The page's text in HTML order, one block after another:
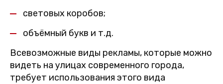
световых коробов;
объёмный букв и т.д.
Всевозможные виды рекламы, которые можно
видеть на улицах современного города,
требует использования этого вида